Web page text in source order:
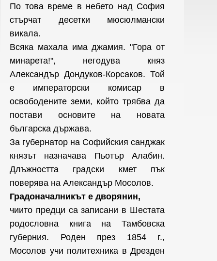
По това време в небето над София
стърчат десетки мюсюлмански
викала.
Всяка махала има джамия. "Гора от
минарета!", негодува княз
Александър Дондуков-Корсаков. Той
е императорски комисар в
освободените земи, който трябва да
постави основите на новата
българска държава.
За губернатор на Софийския санджак
князът назначава Пьотър Алабин.
Длъжността градски кмет пък
поверява на Александър Мосолов.
Градоначалникът е дворянин,
чиито предци са записани в Шестата
родословна книга на Тамбовска
губерния. Роден през 1854 г.,
Мосолов учи политехника в Дрезден